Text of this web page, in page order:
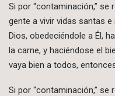
Si por “contaminación,” se
gente a vivir vidas santas
Dios, obedeciéndole a Él,
la carne, y haciéndose el
vaya bien a todos,
Si por “contaminación,” se